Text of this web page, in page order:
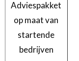
Adviespakket
op maat van
startende
bedrijven